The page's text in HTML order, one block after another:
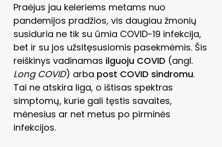
Praėjus jau keleriems metams nuo
pandemijos pradžios, vis daugiau žmonių
susiduria ne tik su ūmia COVID-19 infekcija,
bet ir su jos užsitęsusiomis pasekmėmis. Šis
reiškinys vadinamas ilguoju COVID (angl.
Long COVID) arba post COVID sindromu.
Tai ne atskira liga, o ištisas spektras
simptomų, kurie gali tęstis savaites,
mėnesius ar net metus po pirminės
infekcijos.